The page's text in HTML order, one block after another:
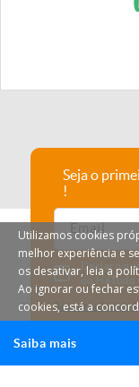
Seja o
!
Declaro
do HáTudo.
Anular
Utilizamos cookies
melhor experiência e
os desativar, leia a
Ao ignorar ou fechar
cookies, está a
Saiba mais